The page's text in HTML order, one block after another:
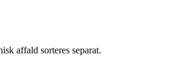
affald sorteres separat.